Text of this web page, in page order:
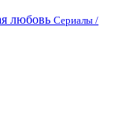
любовь Сериалы /